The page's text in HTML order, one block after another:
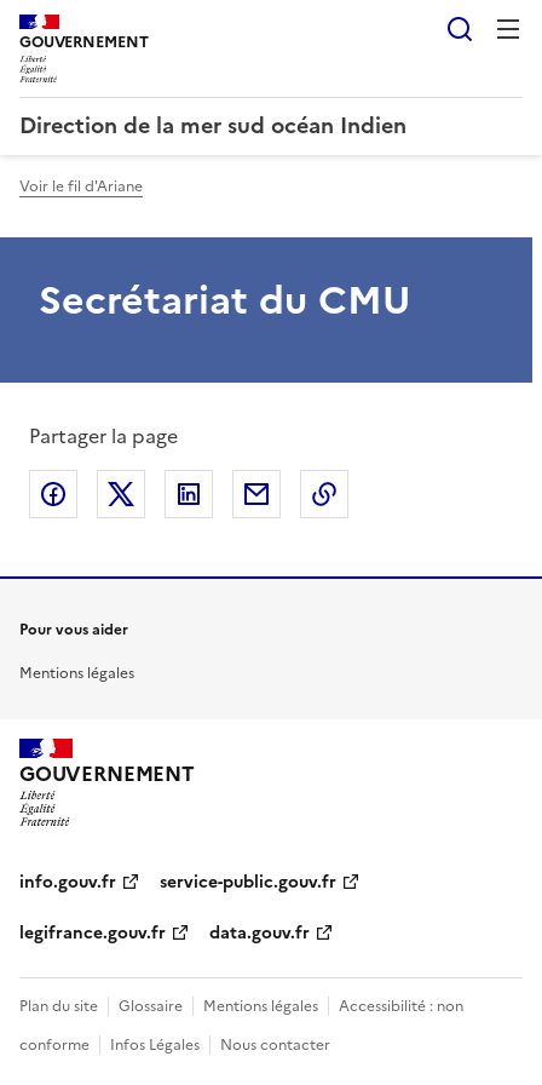
GOUVERNEMENT
Direction de la mer sud océan Indien
Voir le fil d'Ariane
Secrétariat du CMU
Partager la page
Partager sur Facebook
Partager sur XPartager sur LinkedIn
Partager par email
Pour vous aider
Mentions légales
GOUVERNEMENT
info.gouv.fr
service-public.gouv.fr
legifrance.gouv.fr
data.gouv.fr
Plan du site Glossaire Mentions légales
Accessibilité : non
conforme
Infos Légales Nous contacter